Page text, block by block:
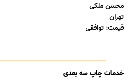
محسن ملکی
تهران
قیمت: توافقی
خدمات چاپ سه بعدی